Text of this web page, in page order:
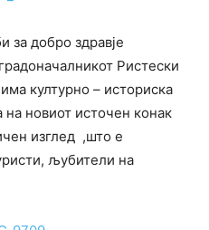
за добро здравје
Ристески
културно – историска
новиот источен конак
изглед ,што e
љубители на